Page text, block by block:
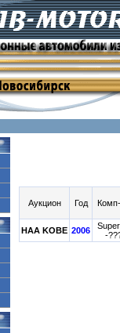
Аукцион Год
HAA KOBE 2006
-